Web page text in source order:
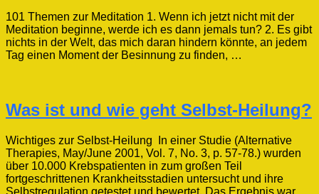
101 Themen zur Meditation 1. Wenn ich jetzt nicht mit der
Meditation beginne, werde ich es dann jemals tun? 2. Es gibt
nichts in der Welt, das mich daran hindern könnte, an jedem
Tag einen Moment der Besinnung zu finden, …
Was ist und wie geht Selbst-Heilung?
Wichtiges zur Selbst-Heilung In einer Studie (Alternative
Therapies, May/June 2001, Vol. 7, No. 3, p. 57-78.) wurden
über 10.000 Krebspatienten in zum großen Teil
fortgeschrittenen Krankheitsstadien untersucht und ihre
Selbstregulation getestet und bewertet. Das Ergebnis war